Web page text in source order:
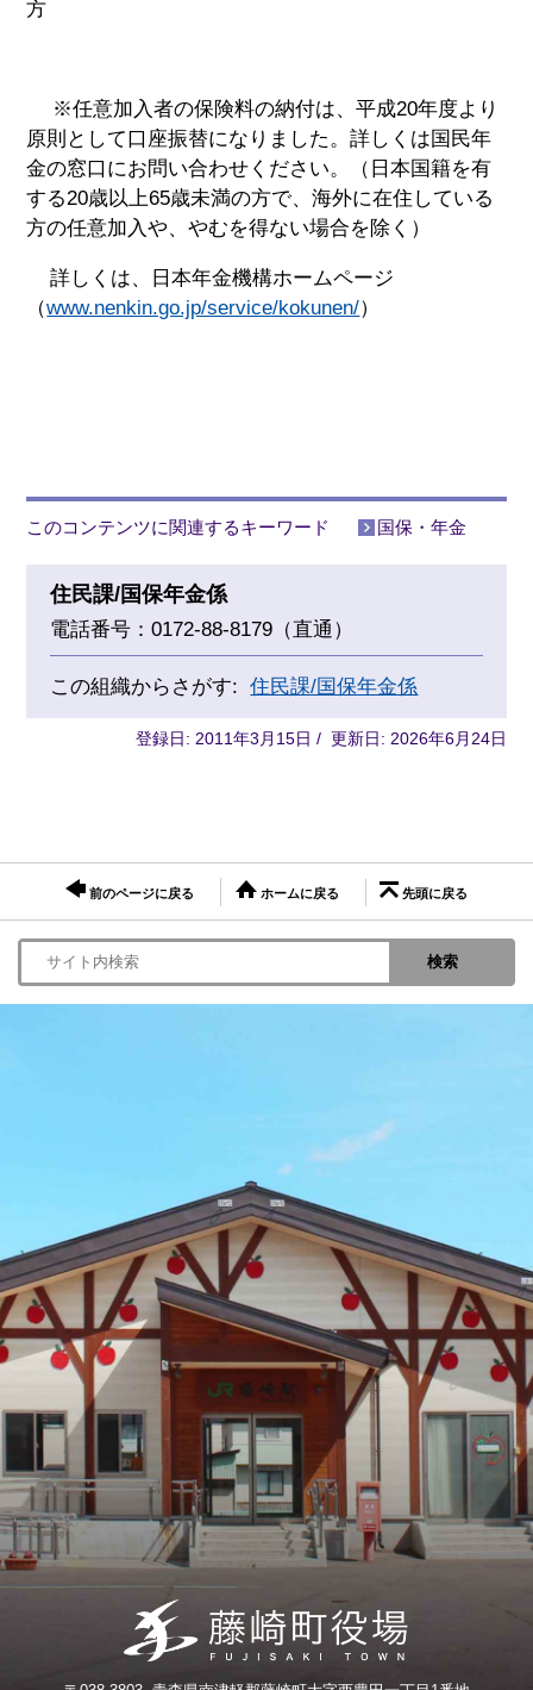
方
※任意加入者の保険料の納付は、平成20年度より
原則として口座振替になりました。詳しくは国民年
金の窓口にお問い合わせください。（日本国籍を有
する20歳以上65歳未満の方で、海外に在住している
方の任意加入や、やむを得ない場合を除く）
詳しくは、日本年金機構ホームページ
（www.nenkin.go.jp/service/kokunen/）
このコンテンツに関連するキーワード 国保・年金
住民課/国保年金係
電話番号：0172-88-8179（直通）
この組織からさがす:住民課/国保年金係
登録日: 2011年3月15日 / 更新日: 2026年6月24日
前のページに戻る ホームに戻る 先頭に戻る